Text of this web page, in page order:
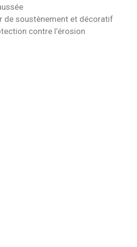
de soustènement et décoratif
contre l’érosion